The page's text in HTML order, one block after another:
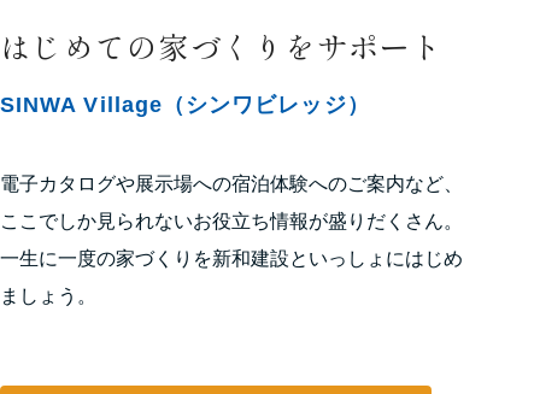
はじめての家づくりをサポート
SINWA Village（シンワビレッジ）
電子カタログや展示場への宿泊体験へのご案内など、
ここでしか見られないお役立ち情報が盛りだくさん。
一生に一度の家づくりを新和建設といっしょにはじめ
ましょう。